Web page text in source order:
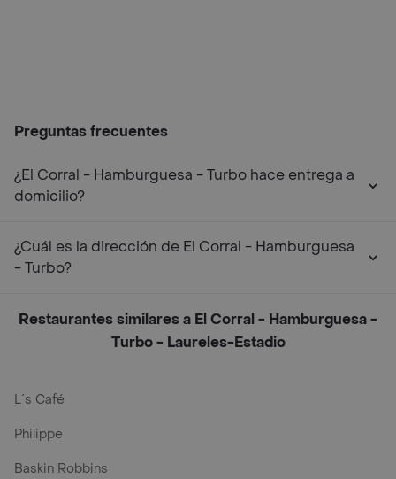
Preguntas frecuentes
¿El Corral - Hamburguesa - Turbo hace entrega a
domicilio?
¿Cuál es la dirección de El Corral - Hamburguesa
- Turbo?
Restaurantes similares a El Corral - Hamburguesa -
Turbo - Laureles-Estadio
L´s Café
Philippe
Baskin Robbins